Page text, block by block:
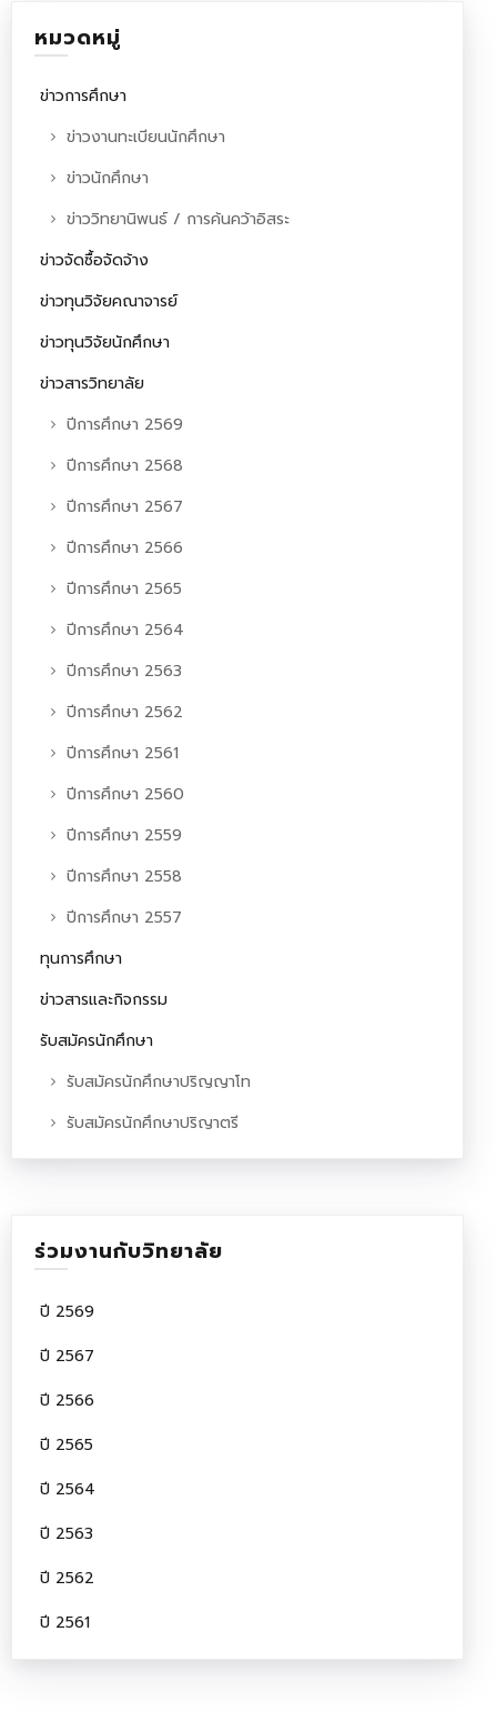
หมวดหมู่
ข่าวการศึกษา
ข่าวงานทะเบียนนักศึกษา
ข่าวนักศึกษา
ข่าววิทยานิพนธ์ / การค้นคว้าอิสระ
ข่าวจัดซื้อจัดจ้าง
ข่าวทุนวิจัยคณาจารย์
ข่าวทุนวิจัยนักศึกษา
ข่าวสารวิทยาลัย
ปีการศึกษา 2569
ปีการศึกษา 2568
ปีการศึกษา 2567
ปีการศึกษา 2566
ปีการศึกษา 2565
ปีการศึกษา 2564
ปีการศึกษา 2563
ปีการศึกษา 2562
ปีการศึกษา 2561
ปีการศึกษา 2560
ปีการศึกษา 2559
ปีการศึกษา 2558
ปีการศึกษา 2557
ทุนการศึกษา
ข่าวสารและกิจกรรม
รับสมัครนักศึกษา
รับสมัครนักศึกษาปริญญาโท
รับสมัครนักศึกษาปริญาตรี
ร่วมงานกับวิทยาลัย
ปี 2569
ปี 2567
ปี 2566
ปี 2565
ปี 2564
ปี 2563
ปี 2562
ปี 2561